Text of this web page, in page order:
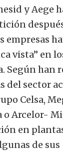
y Aege
empresas
vista” en
Según han
del sector
Celsa,
o Arcelor-
en
de sus